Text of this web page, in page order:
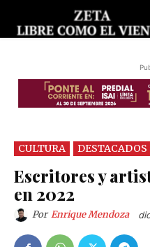
CULTURA DESTACADOS
Escritores y
en 2022
Por Enrique Mendoza